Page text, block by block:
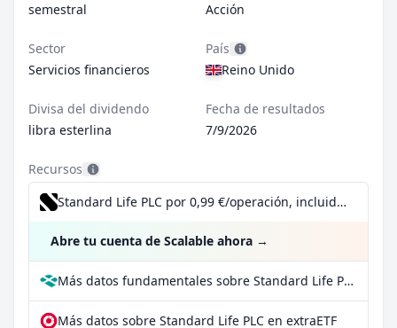
semestral
Acción
Sector
Servicios financieros
País
Reino Unido
Divisa del dividendo
libra esterlina
Fecha de resultados
7/9/2026
Recursos
Standard Life PLC por 0,99 €/operación, incluido el Dividend Reinvestment Plan
Abre tu cuenta de Scalable ahora →
Más datos fundamentales sobre Standard Life PLC en Parqet
Más datos sobre Standard Life PLC en extraETF